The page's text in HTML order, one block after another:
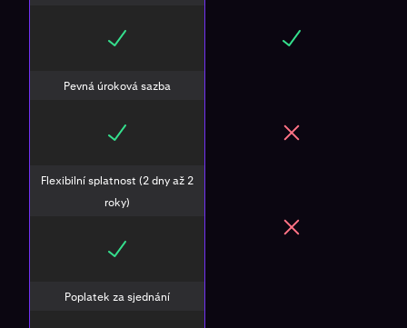
Pevná úroková sazba
Flexibilní splatnost (2 dny až 2
roky)
Poplatek za sjednání